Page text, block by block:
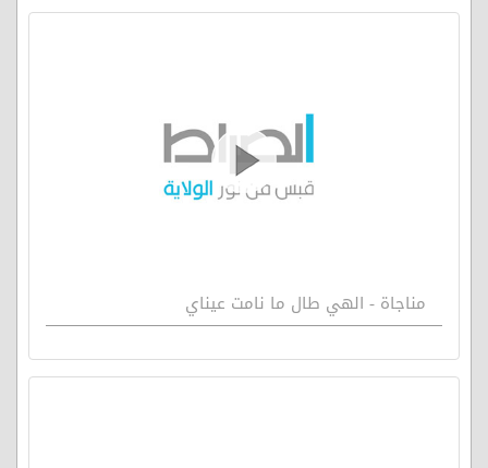
مناجاة - الهي طال ما نامت عيناي